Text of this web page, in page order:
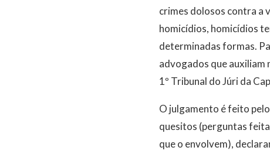
crimes dolosos contra a
homicídios, homicídios
determinadas formas.
advogados que auxiliam
1º Tribunal do Júri da
O julgamento é feito
quesitos (perguntas
que o envolvem),